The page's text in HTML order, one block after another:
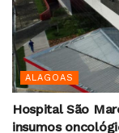
ALAGOAS
Hospital São
insumos